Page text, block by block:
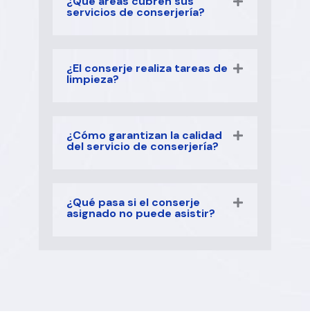
servicios de conserjería?
¿El conserje realiza tareas de
limpieza?
¿Cómo garantizan la calidad
del servicio de conserjería?
¿Qué pasa si el conserje
asignado no puede asistir?